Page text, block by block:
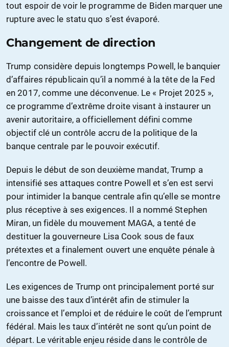
tout espoir de voir le programme de Biden marquer une
rupture avec le statu quo s’est évaporé.
Changement de direction
Trump considère depuis longtemps Powell, le banquier
d’affaires républicain qu’il a nommé à la tête de la Fed
en 2017, comme une déconvenue. Le « Projet 2025 »,
ce programme d’extrême droite visant à instaurer un
avenir autoritaire, a officiellement défini comme
objectif clé un contrôle accru de la politique de la
banque centrale par le pouvoir exécutif.
Depuis le début de son deuxième mandat, Trump a
intensifié ses attaques contre Powell et s’en est servi
pour intimider la banque centrale afin qu’elle se montre
plus réceptive à ses exigences. Il a nommé Stephen
Miran, un fidèle du mouvement MAGA, a tenté de
destituer la gouverneure Lisa Cook sous de faux
prétextes et a finalement ouvert une enquête pénale à
l’encontre de Powell.
Les exigences de Trump ont principalement porté sur
une baisse des taux d’intérêt afin de stimuler la
croissance et l’emploi et de réduire le coût de l’emprunt
fédéral. Mais les taux d’intérêt ne sont qu’un point de
départ. Le véritable enjeu réside dans le contrôle de